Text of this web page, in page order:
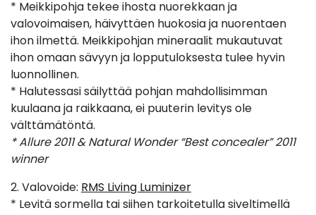
* Meikkipohja tekee ihosta nuorekkaan ja
valovoimaisen, häivyttäen huokosia ja nuorentaen
ihon ilmettä. Meikkipohjan mineraalit mukautuvat
ihon omaan sävyyn ja lopputuloksesta tulee hyvin
luonnollinen.
* Halutessasi säilyttää pohjan mahdollisimman
kuulaana ja raikkaana, ei puuterin levitys ole
välttämätöntä.
* Allure 2011 & Natural Wonder “Best concealer” 2011
winner
2. Valovoide: RMS Living Luminizer
* Levitä sormella tai siihen tarkoitetulla siveltimellä